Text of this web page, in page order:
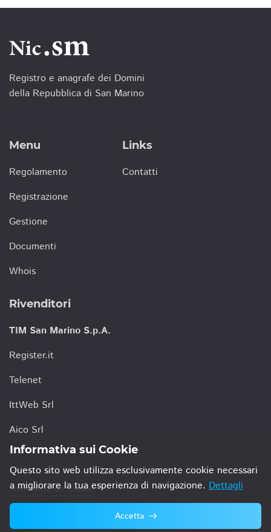
Registro e anagrafe dei Domini
della Repubblica di San Marino
Menu
Regolamento
Registrazione
Gestione
Documenti
Whois
Links
Contatti
Rivenditori
TIM San Marino S.p.A.
Register.it
Telenet
IttWeb Srl
Aico Srl
Informativa sui Cookie
© 2021 TIM San Marino S.p.A.
Informativa sui Cookie
Questo sito web utilizza esclusivamente cookie necessari
a migliorare la tua esperienza di navigazione. Dettagli
Accetta